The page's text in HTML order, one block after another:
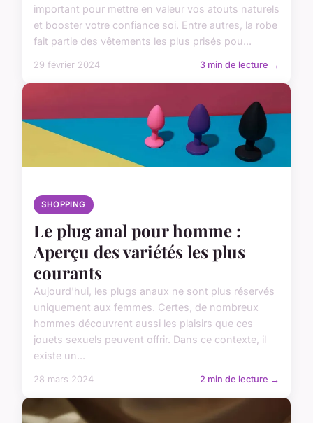
important pour mettre en valeur vos atouts naturels
et booster votre confiance soi. Entre autres, la robe
fait partie des vêtements les plus prisés pou...
29 février 2024 3 min de lecture →
SHOPPING
Le plug anal pour homme :
Aperçu des variétés les plus
courants
Aujourd'hui, les plugs anaux ne sont plus réservés
uniquement aux femmes. Certes, de nombreux
hommes découvrent aussi les plaisirs que ces
jouets sexuels peuvent offrir. Dans ce contexte, il
existe un...
28 mars 2024 2 min de lecture →